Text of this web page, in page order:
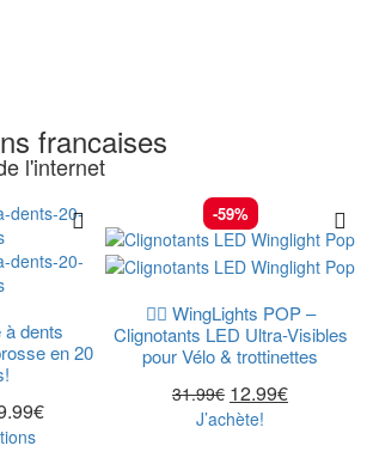
francaises
l'internet
dents
en 20
€
-59%
🚴‍♂️ WingLights POP –
Clignotants LED Ultra-Visibles
pour Vélo & trottinettes
31.99€ 12.99€
J’achète!